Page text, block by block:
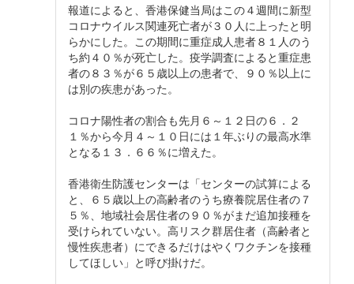
報道によると、香港保健当局はこの４週間に新型
コロナウイルス関連死亡者が３０人に上ったと明
らかにした。この期間に重症成人患者８１人のう
ち約４０％が死亡した。疫学調査によると重症患
者の８３％が６５歳以上の患者で、９０％以上に
は別の疾患があった。
コロナ陽性者の割合も先月６～１２日の６．２
１％から今月４～１０日には１年ぶりの最高水準
となる１３．６６％に増えた。
香港衛生防護センターは「センターの試算による
と、６５歳以上の高齢者のうち療養院居住者の７
５％、地域社会居住者の９０％がまだ追加接種を
受けられていない。高リスク群居住者（高齢者と
慢性疾患者）にできるだけはやくワクチンを接種
してほしい」と呼び掛けだ。